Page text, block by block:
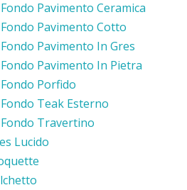
Pavimento Ceramica
Pavimento Cotto
Pavimento In Gres
Pavimento In Pietra
Porfido
Teak Esterno
Travertino
Lucido